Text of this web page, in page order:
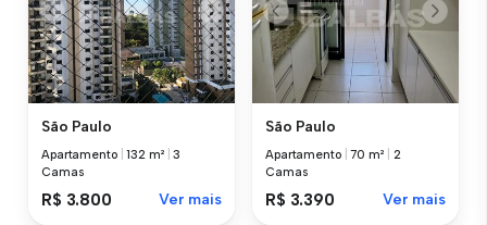
São Paulo
Apartamento |132 m² |3
Camas
R$ 3.800 Ver mais
São Paulo
Apartamento |70 m²
2
Camas
R$ 3.390 Ver mais